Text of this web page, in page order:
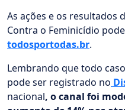
As ações e os resultados
Contra o Feminicídio
todosportodas.br.
Lembrando que todo
pode ser registrado no
nacional, o canal foi